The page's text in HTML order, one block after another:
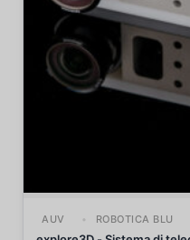
AUV ROBOTICA BLU